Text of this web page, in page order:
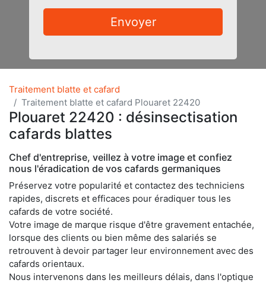
Envoyer
Traitement blatte et cafard
Traitement blatte et cafard Plouaret 22420
Plouaret 22420 : désinsectisation
cafards blattes
Chef d'entreprise, veillez à votre image et confiez
nous l'éradication de vos cafards germaniques
Préservez votre popularité et contactez des techniciens
rapides, discrets et efficaces pour éradiquer tous les
cafards de votre société.
Votre image de marque risque d'être gravement entachée,
lorsque des clients ou bien même des salariés se
retrouvent à devoir partager leur environnement avec des
cafards orientaux.
Nous intervenons dans les meilleurs délais, dans l'optique